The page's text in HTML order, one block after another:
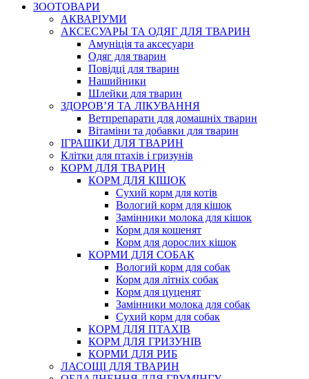
ЗООТОВАРИ
АКВАРІУМИ
АКСЕСУАРЫ ТА ОДЯГ ДЛЯ ТВАРИН
Амуніція та аксесуари
Одяг для тварин
Повідці для тварин
Нашийники
Шлейки для тварин
ЗДОРОВ’Я ТА ЛІКУВАННЯ
Ветпрепарати для домашніх тварин
Вітаміни та добавки для тварин
ІГРАШКИ ДЛЯ ТВАРИН
Клітки для птахів і гризунів
КОРМ ДЛЯ ТВАРИН
КОРМ ДЛЯ КІШОК
Сухий корм для котів
Вологий корм для кішок
Замінники молока для кішок
Корм для кошенят
Корм для дорослих кішок
КОРМИ ДЛЯ СОБАК
Вологий корм для собак
Корм для літніх собак
Корм для цуценят
Замінники молока для собак
Сухий корм для собак
КОРМ ДЛЯ ПТАХІВ
КОРМ ДЛЯ ГРИЗУНІВ
КОРМИ ДЛЯ РИБ
ЛАСОЩІ ДЛЯ ТВАРИН